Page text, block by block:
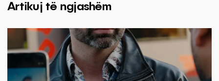
Artikuj të ngjashëm